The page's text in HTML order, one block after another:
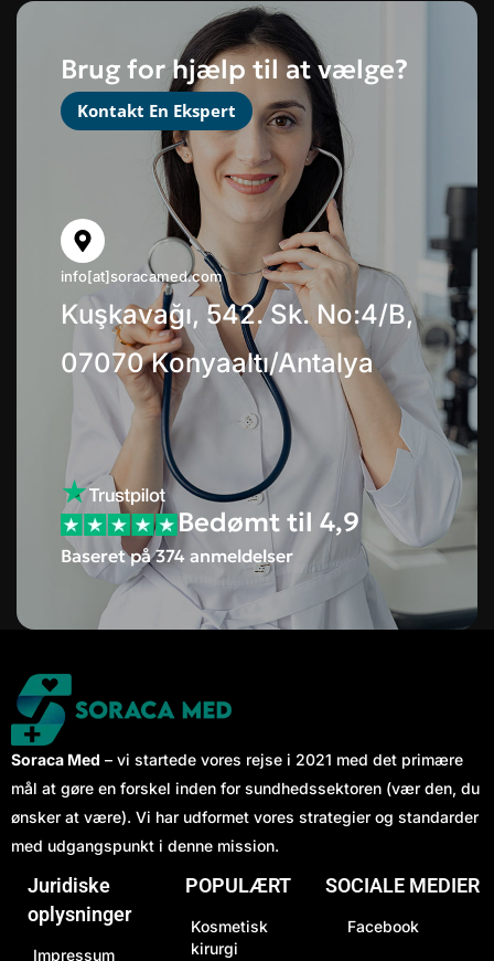
Brug for hjælp til at vælge?
Kontakt En Ekspert
info[at]soracamed.com
Kuşkavağı, 542. Sk. No:4/B,
07070 Konyaaltı/Antalya
Bedømt til 4,9
Baseret på 374 anmeldelser
Soraca Med – vi startede vores rejse i 2021 med det primære
mål at gøre en forskel inden for sundhedssektoren (vær den, du
ønsker at være). Vi har udformet vores strategier og standarder
med udgangspunkt i denne mission.
Juridiske
oplysninger
Impressum
POPULÆRT
Kosmetisk
kirurgi
SOCIALE MEDIER
Facebook